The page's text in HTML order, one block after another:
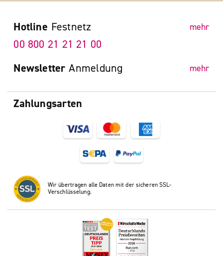
Zahlungsarten
Wir übertragen alle Daten mit der sicheren SSL-
Verschlüsselung.
Hotline Festnetz mehr
00 800 21 21 21 00
Newsletter Anmeldung mehr